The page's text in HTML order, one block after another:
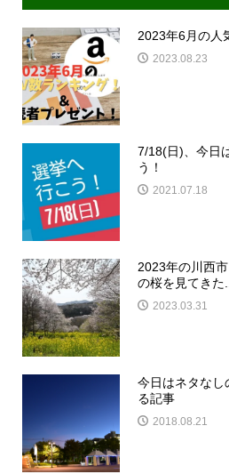
2023年6月の人
2023.08.23
7/18(日)、今日
う！
2021.07.18
2023年の川西
の桜を見てきた
2023.03.31
今日はネタなし
る記事
2018.08.21